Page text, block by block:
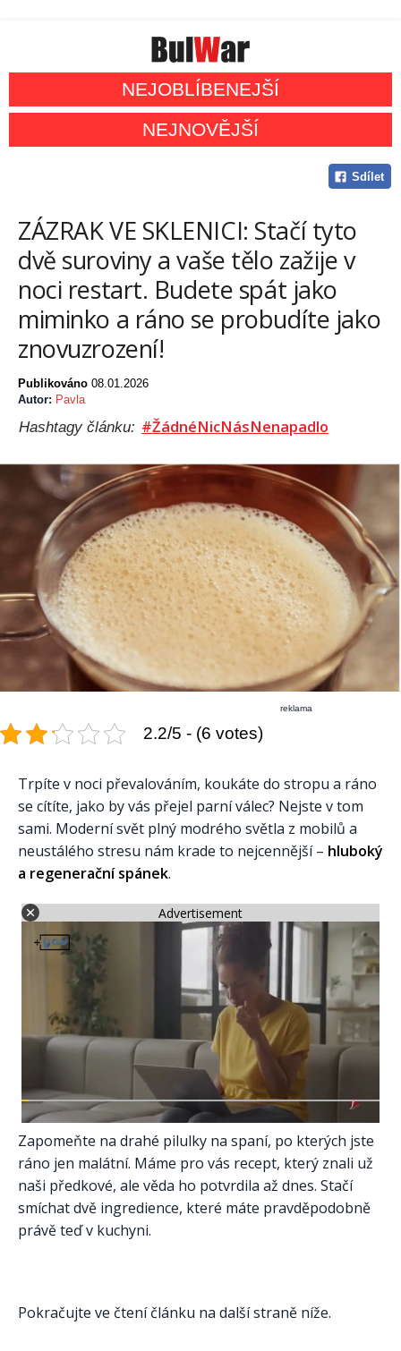
NEJOBLÍBENEJŠÍ
NEJNOVĚJŠÍ
Sdílet
ZÁZRAK VE SKLENICI: Stačí tyto
dvě suroviny a vaše tělo zažije v
noci restart. Budete spát jako
miminko a ráno se probudíte jako
znovuzrození!
Publikováno 08.01.2026
Autor: Pavla
Hashtagy článku: #ŽádnéNicNásNenapadlo
reklama
2.2/5 - (6 votes)
Trpíte v noci převalováním, koukáte do stropu a ráno
se cítíte, jako by vás přejel parní válec? Nejste v tom
sami. Moderní svět plný modrého světla z mobilů a
neustálého stresu nám krade to nejcennější – hluboký
a regenerační spánek.
Advertisement
Zapomeňte na drahé pilulky na spaní, po kterých jste
ráno jen malátní. Máme pro vás recept, který znali už
naši předkové, ale věda ho potvrdila až dnes. Stačí
smíchat dvě ingredience, které máte pravděpodobně
právě teď v kuchyni.
Pokračujte ve čtení článku na další straně níže.